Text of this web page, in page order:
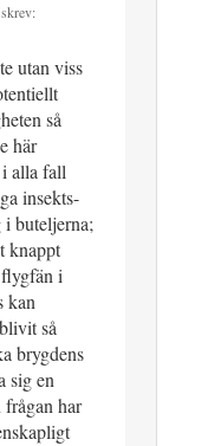
skrev:
utan viss
så
här
alla fall
insekts-
buteljerna;
knappt
i
kan
så
brygdens
sig en
frågan har